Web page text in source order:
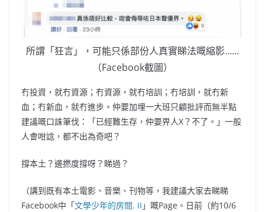
所謂「狂言」，可能只係部份人真實睇法嘅縮影……
（Facebook截圖）
冇投資，就冇資源；冇資源，就冇培訓；冇培訓，就冇新
血；冇新血，就冇進步。仲要加埋一大班只顧批評而無半點
建議嘅口誅筆伐：「已經難生存，仲要畀人X？不了。」一般
人會咁諗，都不出為奇吧？
撐本土？邊撚度撐呀？睇過？
（講到既有本土電影、音樂、刊物等，我建議大家去睇睇
Facebook中「文學少年的房間. II 」嘅Page。日前（約10/6